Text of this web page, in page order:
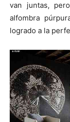
van juntas,
alfombra
logrado a la